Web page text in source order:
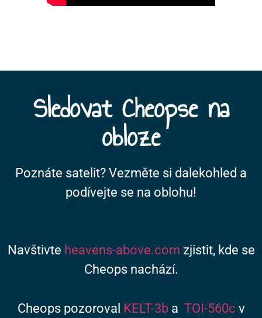
Sledovat Cheopse na
obloze
Poznáte satelit? Vezměte si dalekohled a
podívejte se na oblohu!
Navštivte heavens-above.com zjistit, kde se
Cheops nachází.
Cheops pozoroval KELT-3ba TOI-560c v